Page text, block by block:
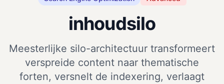
inhoudsilo
Meesterlijke silo-architectuur transformeert
verspreide content naar thematische
forten, versnelt de indexering, verlaagt